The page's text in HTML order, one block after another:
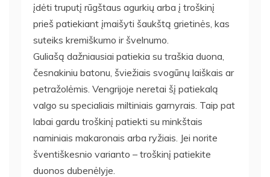
įdėti truputį rūgštaus agurkių arba į troškinį
prieš patiekiant įmaišyti šaukštą grietinės, kas
suteiks kremiškumo ir švelnumo.
Guliašą dažniausiai patiekia su traškia duona,
česnakiniu batonu, šviežiais svogūnų laiškais ar
petražolėmis. Vengrijoje neretai šį patiekalą
valgo su specialiais miltiniais garnyrais. Taip pat
labai gardu troškinį patiekti su minkštais
naminiais makaronais arba ryžiais. Jei norite
šventiškesnio varianto – troškinį patiekite
duonos dubenėlyje.